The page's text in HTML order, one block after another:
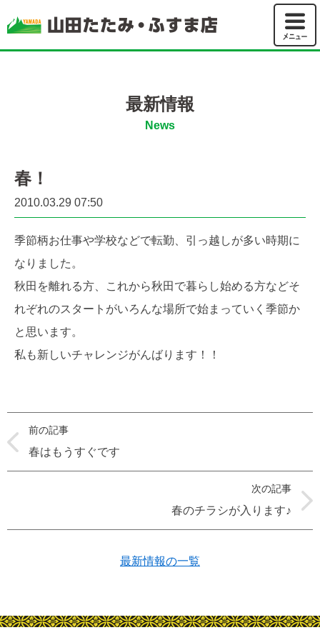
山田た
最新情報
News
春！
2010.03.29 07:50
季節柄お仕事や学校などで転勤、引っ越しが多い時期に
なりました。
秋田を離れる方、これから秋田で暮らし始める方などそ
れぞれのスタートがいろんな場所で始まっていく季節か
と思います。
私も新しいチャレンジがんばります！！
前の記事
春はもうすぐです
次の記事
春のチラシが入ります♪
最新情報の一覧